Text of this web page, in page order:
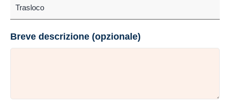
Breve descrizione (opzionale)